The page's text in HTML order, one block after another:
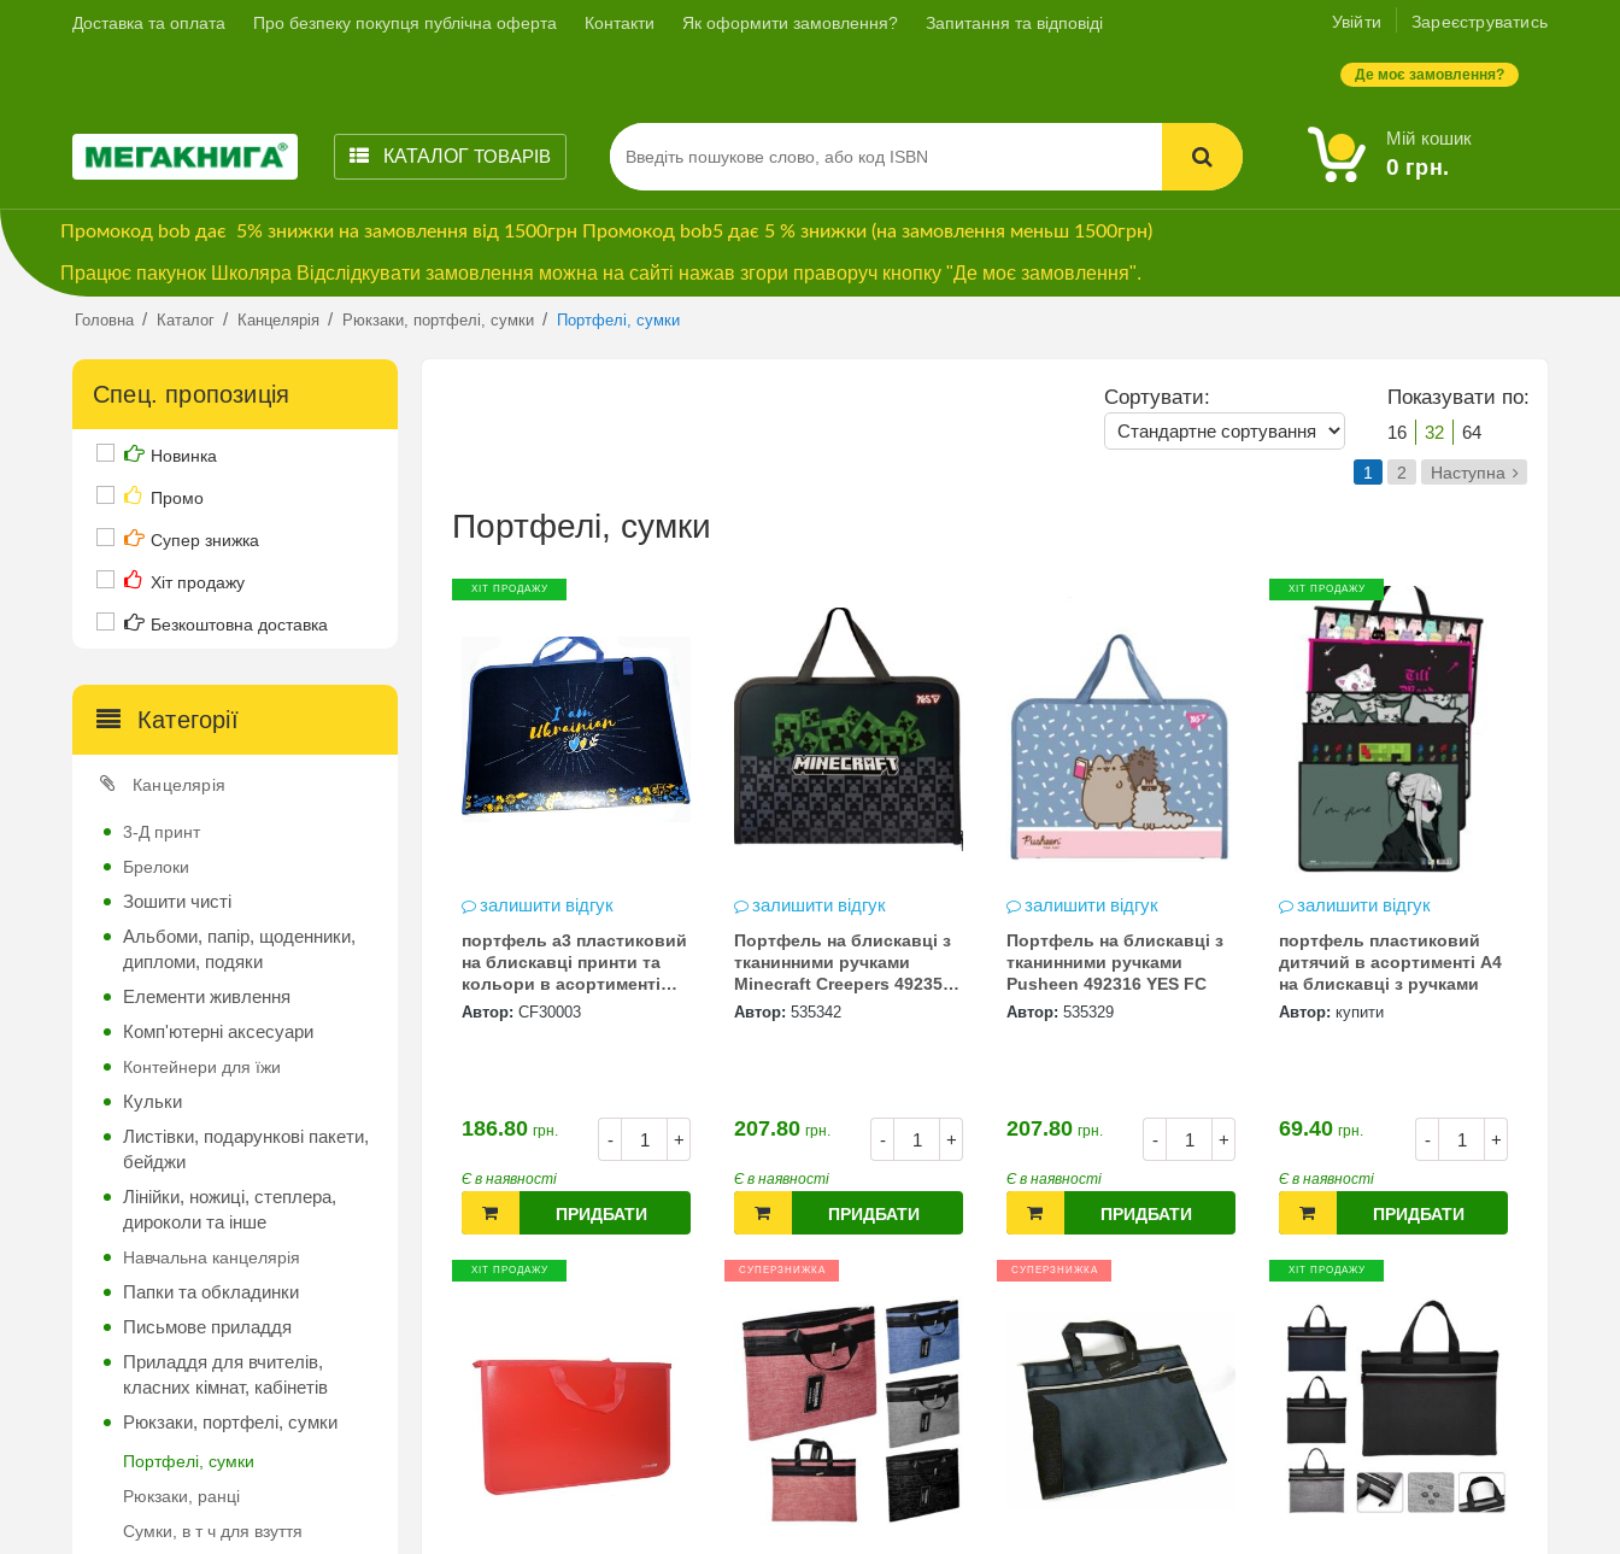
Доставка та оплата Про безпеку покупця публічна оферта Контакти Як оформити замовлення? Запитання та відповіді Увійти Зареєструватись
Де моє замовлення?
КАТАЛОГТОВАРІВ
Мій кошик
0 грн.
Промокод bob дає 5% знижки на замовлення від 1500грн Промокод bob5 дає 5 % знижки (на замовлення меньш 1500грн)
Працює пакунок Школяра Відслідкувати замовлення можна на сайті нажав згори праворуч кнопку "Де моє замовлення".
Головна / Каталог / Канцелярія / Рюкзаки, портфелі, сумки / Портфелі, сумки
Спец. пропозиція
Новинка
Промо
Супер знижка
Хіт продажу
Безкоштовна доставка
Категорії
Канцелярія
3-Д принт
Брелоки
Зошити чисті
Альбоми, папір, щоденники,
дипломи, подяки
Елементи живлення
Комп'ютерні аксесуари
Контейнери для їжи
Кульки
Листівки, подарункові пакети,
бейджи
Лінійки, ножиці, степлера,
дироколи та інше
Навчальна канцелярія
Папки та обкладинки
Письмове приладдя
Приладдя для вчителів,
класних кімнат, кабінетів
Рюкзаки, портфелі, сумки
Портфелі, сумки
Рюкзаки, ранці
Сумки, в т ч для взуття
Сортувати: Показувати по:
16 32 64
1 2 Наступна
Портфелі, сумки
ХІТ ПРОДАЖУ
залишити відгук
портфель а3 пластиковий
на блискавці принти та
кольори в асортименті
"CFS"
Автор: CF30003
- +
186.80 грн.
Є в наявності
ПРИДБАТИ
залишити відгук
Портфель на блискавці з
тканинними ручками
Minecraft Creepers 492355
YES FC
Автор: 535342
- +
207.80 грн.
Є в наявності
ПРИДБАТИ
залишити відгук
Портфель на блискавці з
тканинними ручками
Pusheen 492316 YES FC
Автор: 535329
- +
207.80 грн.
Є в наявності
ПРИДБАТИ
ХІТ ПРОДАЖУ
залишити відгук
портфель пластиковий
дитячий в асортименті А4
на блискавці з ручками
Автор: купити
- +
69.40 грн.
Є в наявності
ПРИДБАТИ
ХІТ ПРОДАЖУ СУПЕРЗНИЖКА СУПЕРЗНИЖКА ХІТ ПРОДАЖУ